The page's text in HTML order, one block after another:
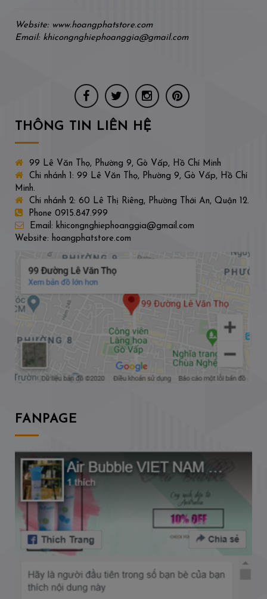
Website: www.hoangphatstore.com
Email: khicongnghiephoanggia@gmail.com
THÔNG TIN LIÊN HỆ
99 Lê Văn Thọ, Phường 9, Gò Vấp, Hồ Chí Minh
Chi nhánh 1: 99 Lê Văn Thọ, Phường 9, Gò Vấp, Hồ Chí
Minh.
Chi nhánh 2: 60 Lê Thị Riêng, Phường Thới An, Quận 12.
Phone 0915.847.999
Email: khicongnghiephoanggia@gmail.com
Website: hoangphatstore.com
FANPAGE